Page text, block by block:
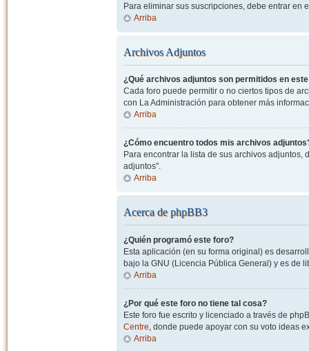
Para eliminar sus suscripciones, debe entrar en
Arriba
Archivos Adjuntos
¿Qué archivos adjuntos son permitidos en
Cada foro puede permitir o no ciertos tipos de
con La Administración para obtener más
Arriba
¿Cómo encuentro todos mis archivos
Para encontrar la lista de sus archivos
adjuntos".
Arriba
Acerca de phpBB3
¿Quién programó este foro?
Esta aplicación (en su forma original) es
bajo la GNU (Licencia Pública General) y es de
Arriba
¿Por qué este foro no tiene tal cosa?
Este foro fue escrito y licenciado a través de
Centre, donde puede apoyar con su voto ideas
Arriba